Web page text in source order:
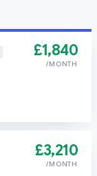
£1,840
/MONTH
£3,210
/MONTH